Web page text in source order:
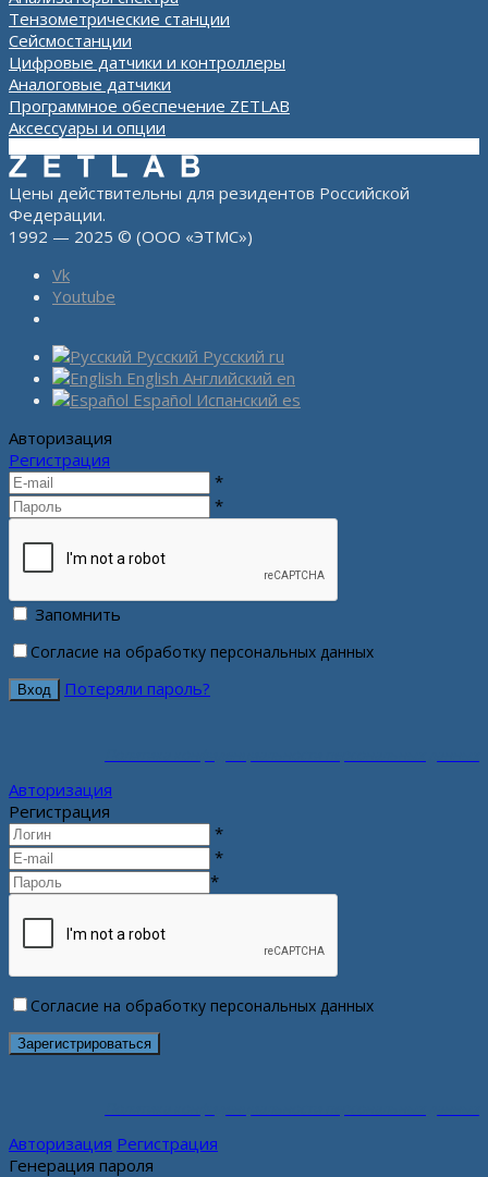
Тензометрические станции
Сейсмостанции
Цифровые датчики и контроллеры
Аналоговые датчики
Программное обеспечение ZETLAB
Аксессуары и опции
Цены действительны для резидентов Российской
Федерации.
1992 — 2025 © (ООО «ЭТМС»)
Vk
Youtube
Русский Русский ru
English Английский en
Español Испанский es
Авторизация
Регистрация
*
*
Запомнить
Согласие на обработку персональных данных
Потеряли пароль?
Авторизация
Регистрация
*
*
*
Согласие на обработку персональных данных
Авторизация Регистрация
Генерация пароля